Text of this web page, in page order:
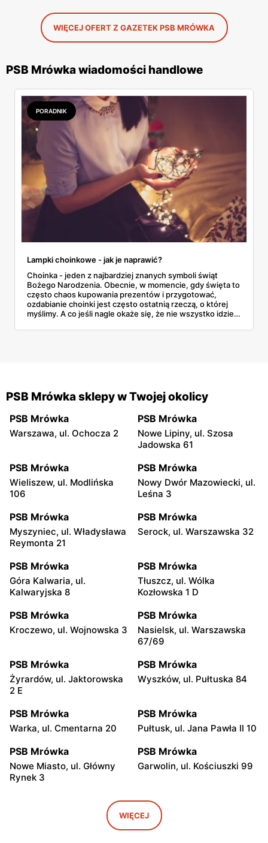
WIĘCEJ OFERT Z GAZETEK PSB MRÓWKA
PSB Mrówka wiadomości handlowe
PORADNIK
Lampki choinkowe - jak je naprawić?
Choinka - jeden z najbardziej znanych symboli świąt
Bożego Narodzenia. Obecnie, w momencie, gdy święta to
często chaos kupowania prezentów i przygotować,
ozdabianie choinki jest często ostatnią rzeczą, o której
myślimy. A co jeśli nagle okaże się, że nie wszystko idzie
nie świecą, a nie mamy już możliwości kupić innych?
PSB Mrówka sklepy w Twojej okolicy
PSB Mrówka
Warszawa, ul. Ochocza 2
PSB Mrówka
Nowe Lipiny, ul. Szosa
Jadowska 61
PSB Mrówka
Wieliszew, ul. Modlińska
106
PSB Mrówka
Nowy Dwór Mazowiecki, ul.
Leśna 3
PSB Mrówka
Myszyniec, ul. Władysława
Reymonta 21
PSB Mrówka
Serock, ul. Warszawska 32
PSB Mrówka
Góra Kalwaria, ul.
Kalwaryjska 8
PSB Mrówka
Tłuszcz, ul. Wólka
Kozłowska 1 D
PSB Mrówka
Kroczewo, ul. Wojnowska 3
PSB Mrówka
Nasielsk, ul. Warszawska
67/69
PSB Mrówka
Żyrardów, ul. Jaktorowska
2 E
PSB Mrówka
Wyszków, ul. Pułtuska 84
PSB Mrówka
Warka, ul. Cmentarna 20
PSB Mrówka
Pułtusk, ul. Jana Pawła II 10
PSB Mrówka
Nowe Miasto, ul. Główny
Rynek 3
PSB Mrówka
Garwolin, ul. Kościuszki 99
Gwizdały, ul. Łochowska 18
PSB Mrówka
Rząśnik, ul. Wyszkowska 11
WIĘCEJ